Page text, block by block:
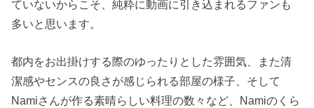
ていないからこそ、純粋に動画に引き込まれるファンも
多いと思います。
都内をお出掛けする際のゆったりとした雰囲気、また清
潔感やセンスの良さが感じられる部屋の様子、そして
Namiさんが作る素晴らしい料理の数々など、Namiのくら